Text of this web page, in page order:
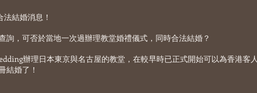
結婚消息！
詢，可否於當地一次過辦理教堂婚禮儀式，同時合法結婚？
辦理日本東京與名古屋的教堂，在較早時已正式開始可以為香港客人
結婚了！